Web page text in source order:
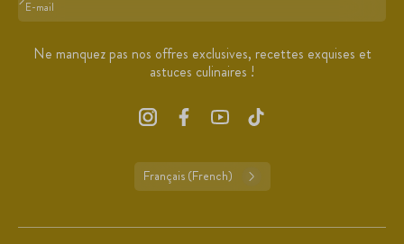
Format : adresse@email.com
Ne manquez pas nos offres exclusives, recettes exquises et
astuces culinaires !
Français (French)